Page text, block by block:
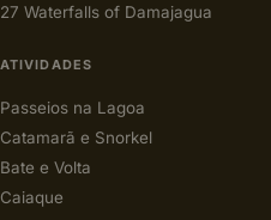
27 Waterfalls of Damajagua
ATIVIDADES
Passeios na Lagoa
Catamarã e Snorkel
Bate e Volta
Caiaque